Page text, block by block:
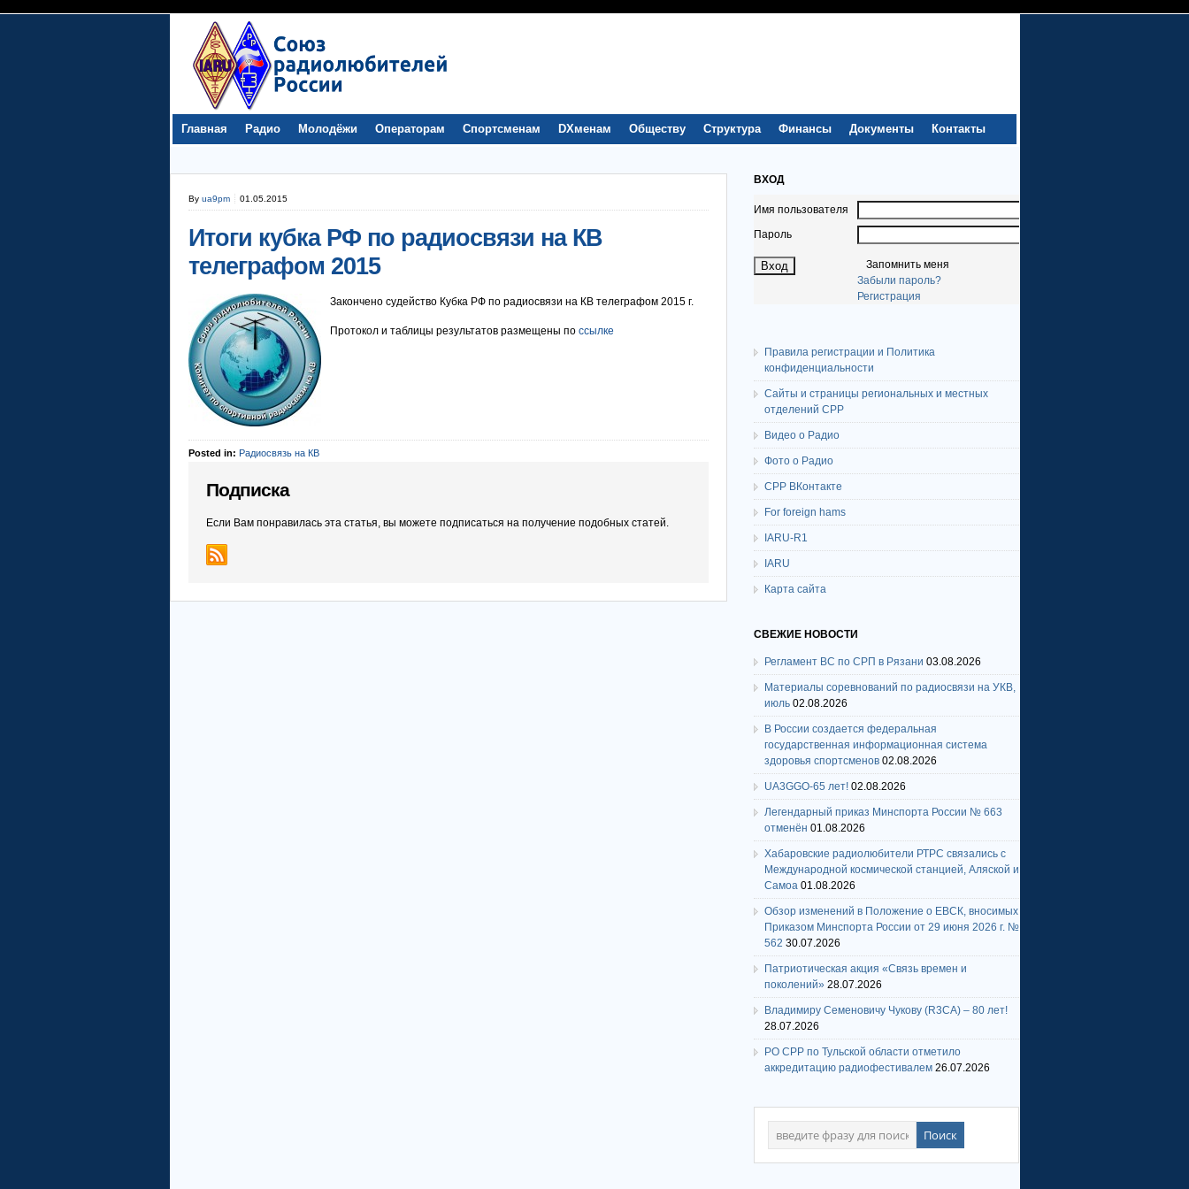
Главная Радио Молодёжи Операторам Спортсменам DXменам Обществу Структура Финансы Документы Контакты
By ua9pm 01.05.2015
Итоги кубка РФ по радиосвязи на КВ
телеграфом 2015
Закончено судейство Кубка РФ по радиосвязи на КВ телеграфом 2015 г.
Протокол и таблицы результатов размещены по ссылке
Posted in: Радиосвязь на КВ
Подписка
Если Вам понравилась эта статья, вы можете подписаться на получение подобных статей.
ВХОД
Имя пользователя
Пароль
Запомнить меня
Забыли пароль?
Регистрация
Правила регистрации и Политика
конфиденциальности
Сайты и страницы региональных и местных
отделений СРР
Видео о Радио
Фото о Радио
СРР ВКонтакте
For foreign hams
IARU-R1
IARU
Карта сайта
СВЕЖИЕ НОВОСТИ
Регламент ВС по СРП в Рязани 03.08.2026
Материалы соревнований по радиосвязи на УКВ,
июль 02.08.2026
В России создается федеральная
государственная информационная система
здоровья спортсменов 02.08.2026
UA3GGO-65 лет! 02.08.2026
Легендарный приказ Минспорта России № 663
отменён 01.08.2026
Хабаровские радиолюбители РТРС связались с
Международной космической станцией, Аляской и
Самоа 01.08.2026
Обзор изменений в Положение о ЕВСК, вносимых
Приказом Минспорта России от 29 июня 2026 г. №
562 30.07.2026
Патриотическая акция «Связь времен и
поколений» 28.07.2026
Владимиру Семеновичу Чукову (R3CA) – 80 лет!
28.07.2026
РО СРР по Тульской области отметило
аккредитацию радиофестивалем 26.07.2026